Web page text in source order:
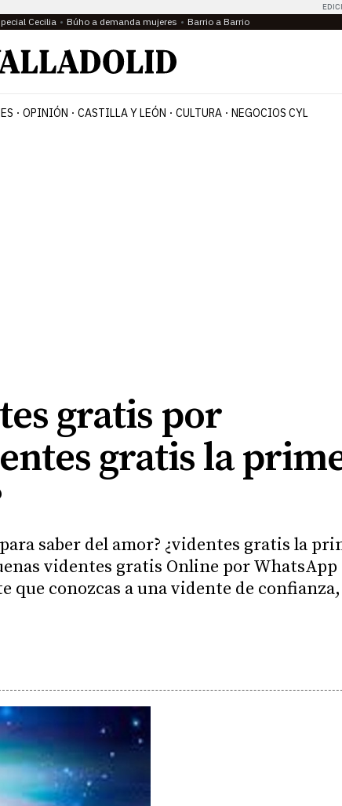
Cecilia Búho a demanda mujeres Barrio a Barrio
OPINIÓN CASTILLA Y LEÓN CULTURA NEGOCIOS CYL
gratis por
gratis la
saber del amor? ¿videntes gratis la
videntes gratis Online por WhatsApp
conozcas a una vidente de confianza,